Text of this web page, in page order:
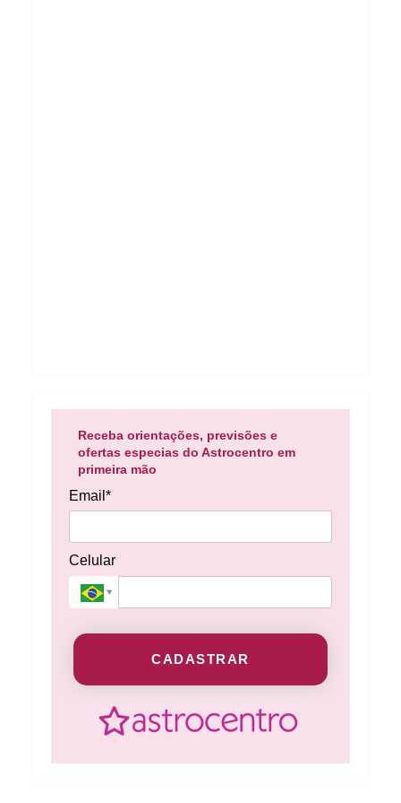
Receba orientações, previsões e
ofertas especias do Astrocentro em
primeira mão
Email*
Celular
CADASTRAR